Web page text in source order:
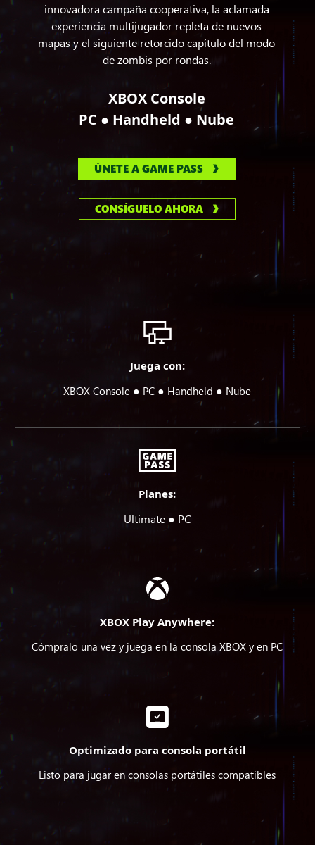
innovadora campaña cooperativa, la aclamada
experiencia multijugador repleta de nuevos
mapas y el siguiente retorcido capítulo del modo
de zombis por rondas.
XBOX Console
PC ● Handheld ● Nube
ÚNETE A GAME PASS
CONSÍGUELO AHORA
Juega con:
XBOX Console ● PC ● Handheld ● Nube
Planes:
Ultimate ● PC
XBOX Play Anywhere:
Cómpralo una vez y juega en la consola XBOX y en PC
Optimizado para consola portátil
Listo para jugar en consolas portátiles compatibles